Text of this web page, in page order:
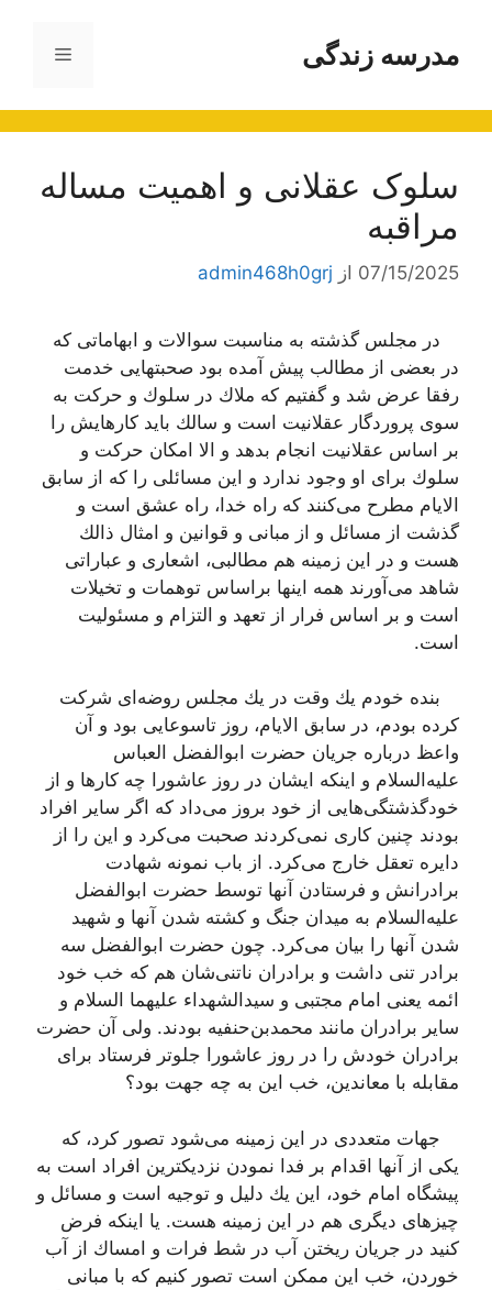
محتوامدرسه زندگی فهرست
سلوک عقلانی و اهمیت مساله
مراقبه
07/15/2025 از admin468h0grj
در مجلس گذشته به مناسبت سوالات و ابهاماتی كه
در بعضی از مطالب پیش آمده بود صحبتهایی خدمت
رفقا عرض شد و گفتیم كه ملاك در سلوك و حركت به
سوی پروردگار عقلانیت است و سالك باید كارهایش را
بر اساس عقلانیت انجام بدهد و الا امكان حركت و
سلوك برای او وجود ندارد و این مسائلی را كه از سابق
الایام مطرح می‌كنند كه راه خدا، راه عشق است و
گذشت از مسائل و از مبانی و قوانین و امثال ذالك
هست و در این زمینه هم مطالبی، اشعاری و عباراتی
شاهد می‌آورند همه اینها براساس توهمات و تخیلات
است و بر اساس فرار از تعهد و التزام و مسئولیت
است.
بنده خودم یك وقت در یك مجلس روضه‌ای شركت
كرده بودم، در سابق الایام، روز تاسوعایی بود و آن
واعظ درباره جریان حضرت ابوالفضل العباس
علیه‌السلام و اینكه ایشان در روز عاشورا چه كارها و از
خودگذشتگی‌هایی از خود بروز می‌داد كه اگر سایر افراد
بودند چنین كاری نمی‌كردند صحبت می‌كرد و این را از
دایره تعقل خارج می‌كرد. از باب نمونه شهادت
برادرانش و فرستادن آنها توسط حضرت ابوالفضل
علیه‌السلام به میدان جنگ و كشته شدن آنها و شهید
شدن آنها را بیان می‌كرد. چون حضرت ابوالفضل سه
برادر تنی داشت و برادران ناتنی‌شان هم كه خب خود
ائمه یعنی امام مجتبی و سیدالشهداء علیهما السلام و
سایر برادران مانند محمدبن‌حنفیه بودند. ولی آن حضرت
برادران خودش را در روز عاشورا جلوتر فرستاد برای
مقابله با معاندین، خب این به چه جهت بود؟
جهات متعددی در این زمینه می‌شود تصور كرد، كه
یكی از آنها اقدام بر فدا نمودن نزدیكترین افراد است به
پیشگاه امام خود، این یك دلیل و توجیه است و مسائل و
چیزهای دیگری هم در این زمینه هست. یا اینكه فرض
كنید در جریان ریختن آب در شط فرات و امساك از آب
خوردن، خب این ممكن است تصور كنیم كه با مبانی